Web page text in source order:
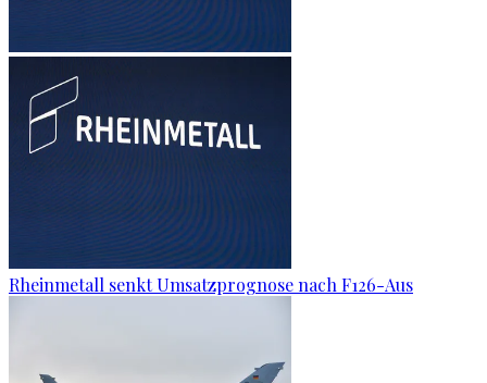
Rheinmetall senkt Umsatzprognose nach F126-Aus